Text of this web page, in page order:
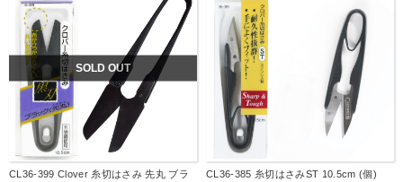
SOLD OUT
CL36-399 Clover 糸切はさみ 先丸 ブラ
CL36-385 糸切はさみST 10.5cm (個)